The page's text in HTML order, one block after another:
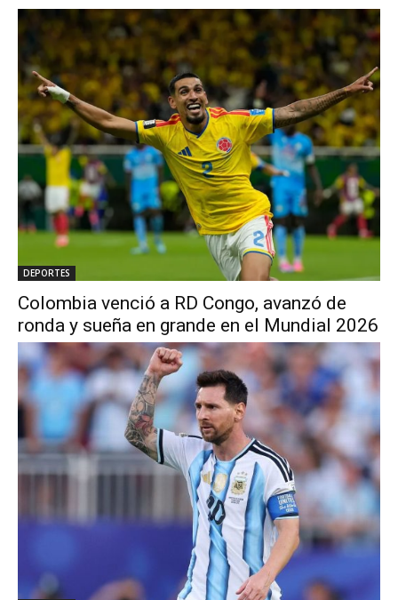
DEPORTES
Colombia venció a RD Congo, avanzó de
ronda y sueña en grande en el Mundial 2026